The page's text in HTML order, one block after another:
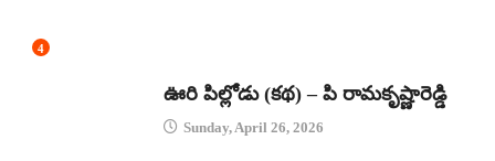
4
ఊరి పిల్లోడు (కథ) – పి రామకృష్ణారెడ్డి
Sunday, April 26, 2026